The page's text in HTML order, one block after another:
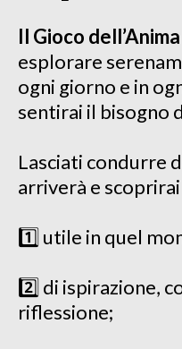
Il Gioco dell’Anima
esplorare
ogni giorno e in
sentirai il bisogno
Lasciati condurre
arriverà e scoprirai
1️⃣ utile in quel
2️⃣ di ispirazione,
riflessione;